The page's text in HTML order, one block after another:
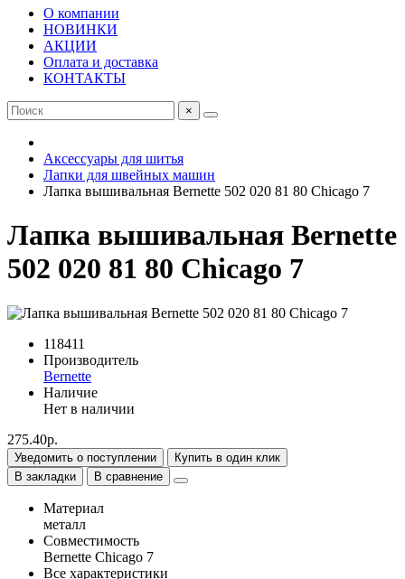
О компании
НОВИНКИ
АКЦИИ
Оплата и доставка
КОНТАКТЫ
×
Аксессуары для шитья
Лапки для швейных машин
Лапка вышивальная Bernette 502 020 81 80 Chicago 7
Лапка вышивальная Bernette
502 020 81 80 Chicago 7
118411
Производитель
Bernette
Наличие
Нет в наличии
275.40р.
Уведомить о поступлении
Купить в один клик
В закладки
В сравнение
Материал
металл
Совместимость
Bernette Chicago 7
Все характеристики